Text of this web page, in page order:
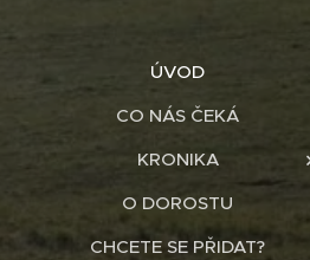
ÚVOD
CO NÁS ČEKÁ
KRONIKA
O DOROSTU
CHCETE SE PŘIDAT?